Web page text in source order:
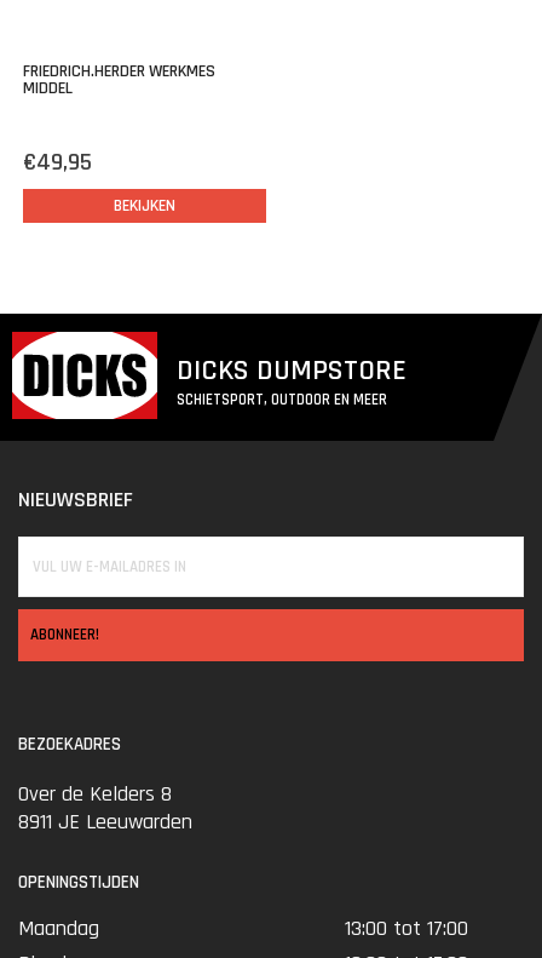
FRIEDRICH.HERDER WERKMES
MIDDEL
€49,95
BEKIJKEN
DICKS DUMPSTORE
SCHIETSPORT, OUTDOOR EN MEER
NIEUWSBRIEF
ABONNEER!
BEZOEKADRES
Over de Kelders 8
8911 JE Leeuwarden
OPENINGSTIJDEN
Maandag
13:00 tot 17:00